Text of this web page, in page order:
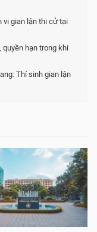
vi gian lận thi cử tại
quyền hạn trong khi
Thí sinh gian lận